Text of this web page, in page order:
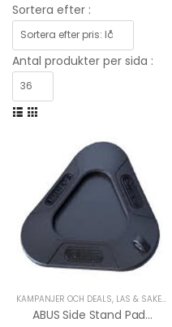
Sortera efter :
Antal produkter per sida :
KAMPANJER OCH DEALS, LÅS & SÄKERHET MC
ABUS Side Stand Pad SSP20